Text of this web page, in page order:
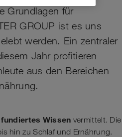
Grundlagen für
GROUP ist es uns
werden. Ein zentraler
Jahr profitieren
aus den Bereichen
Wissen vermittelt. Die
hin zu Schlaf und Ernährung.